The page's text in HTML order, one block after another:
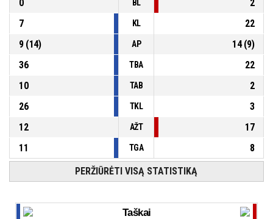
0
BL
2
7
KL
22
9(14) AP 14(9)
36
TBA
22
10
TAB
2
26
TKL
3
12
AŽT
17
11
TGA 8
PERŽIŪRĖTI VISĄ STATISTIKĄ
Taškai